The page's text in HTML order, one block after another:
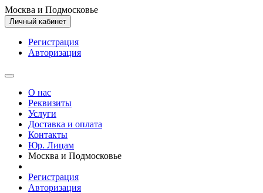
Москва и Подмосковье
Личный кабинет
Регистрация
Авторизация
О нас
Реквизиты
Услуги
Доставка и оплата
Контакты
Юр. Лицам
Москва и Подмосковье
Регистрация
Авторизация